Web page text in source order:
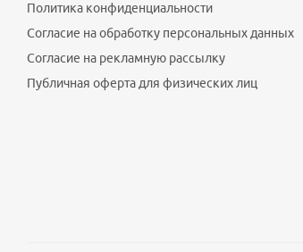
Политика конфиденциальности
Согласие на обработку персональных данных
Согласие на рекламную рассылку
Публичная оферта для физических лиц